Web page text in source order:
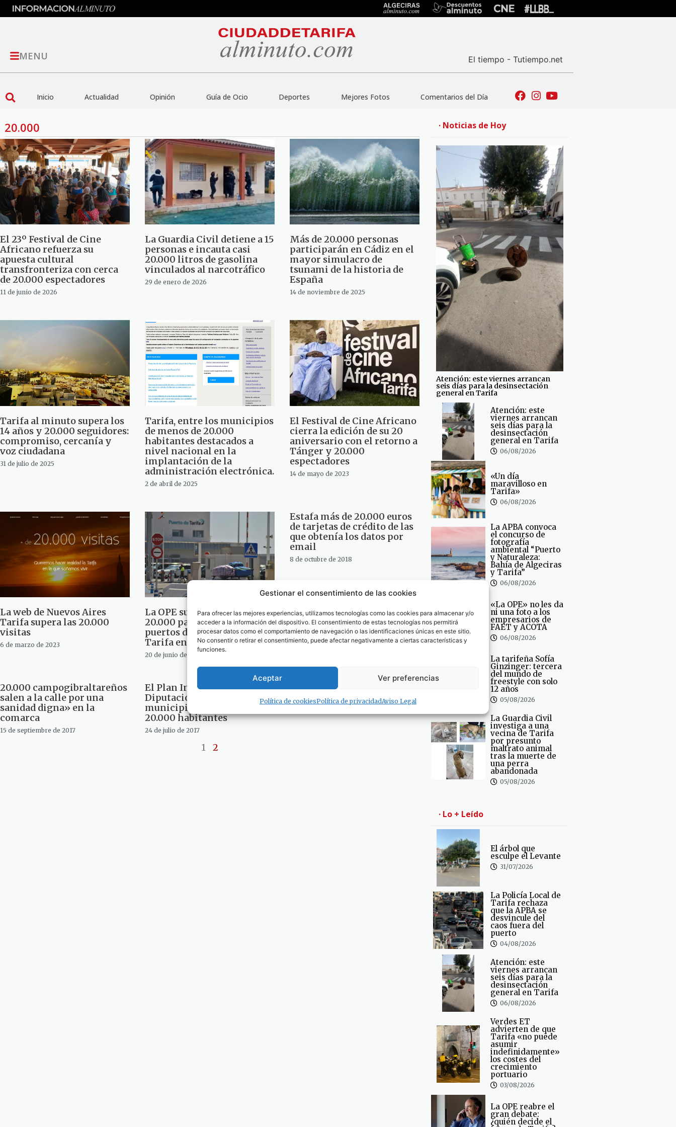
Gestionar el consentimiento de las cookies
Para ofrecer las mejores experiencias, utilizamos tecnologías como las cookies para almacenar y/o
acceder a la información del dispositivo. El consentimiento de estas tecnologías nos permitirá
procesar datos como el comportamiento de navegación o las identificaciones únicas en este sitio.
No consentir o retirar el consentimiento, puede afectar negativamente a ciertas características y
funciones.
Aceptar Ver preferencias
Política de cookiesPolítica de privacidadAviso Legal
MENU El tiempo - Tutiempo.net
Inicio Actualidad Opinión Guía de Ocio Deportes Mejores Fotos Comentarios del Día
20.000
El 23º Festival de Cine
Africano refuerza su
apuesta cultural
transfronteriza con cerca
de 20.000 espectadores
11 de junio de 2026
La Guardia Civil detiene a 15
personas e incauta casi
20.000 litros de gasolina
vinculados al narcotráfico
29 de enero de 2026
Más de 20.000 personas
participarán en Cádiz en el
mayor simulacro de
tsunami de la historia de
España
14 de noviembre de 2025
Tarifa al minuto supera los
14 años y 20.000 seguidores:
compromiso, cercanía y
voz ciudadana
31 de julio de 2025
Tarifa, entre los municipios
de menos de 20.000
habitantes destacados a
nivel nacional en la
implantación de la
administración electrónica.
2 de abril de 2025
El Festival de Cine Africano
cierra la edición de su 20
aniversario con el retorno a
Tánger y 20.000
espectadores
14 de mayo de 2023
La web de Nuevos Aires
Tarifa supera las 20.000
visitas
6 de marzo de 2023
La OPE supera más de
20.000 pasajeros entre los
puertos de Algeciras y
Tarifa en 4 días
20 de junio de 2022
Estafa más de 20.000 euros
de tarjetas de crédito de las
que obtenía los datos por
email
8 de octubre de 2018
20.000 campogibraltareños
salen a la calle por una
sanidad digna» en la
comarca
15 de septiembre de 2017
El Plan Invierte de
Diputación incluirá a
municipios mayores de
20.000 habitantes
24 de julio de 2017
1 2
· Noticias de Hoy
Atención: este viernes arrancan
seis días para la desinsectación
general en Tarifa
Atención: este
viernes arrancan
seis días para la
desinsectación
general en Tarifa
06/08/2026
«Un día
maravilloso en
Tarifa»
06/08/2026
La APBA convoca
el concurso de
fotografía
ambiental “Puerto
y Naturaleza:
Bahía de Algeciras
y Tarifa”
06/08/2026
«La OPE» no les da
ni una foto a los
empresarios de
FAET y ACOTA
06/08/2026
La tarifeña Sofía
Ginzinger: tercera
del mundo de
freestyle con solo
12 años
05/08/2026
La Guardia Civil
investiga a una
vecina de Tarifa
por presunto
maltrato animal
tras la muerte de
una perra
abandonada
05/08/2026
· Lo + Leído
El árbol que
esculpe el Levante
31/07/2026
La Policía Local de
Tarifa rechaza
que la APBA se
desvincule del
caos fuera del
puerto
04/08/2026
Atención: este
viernes arrancan
seis días para la
desinsectación
general en Tarifa
06/08/2026
Verdes ET
advierten de que
Tarifa «no puede
asumir
indefinidamente»
los costes del
crecimiento
portuario
03/08/2026
La OPE reabre el
gran debate:
¿quién decide el